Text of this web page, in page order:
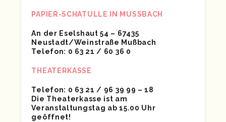
PAPIER-SCHATULLE IN MUSSBACH
An der Eselshaut 54 – 67435
Neustadt/Weinstraße Mußbach
Telefon: 0 63 21 / 60 36 0
THEATERKASSE
Telefon: 0 63 21 / 96 39 99 – 18
Die Theaterkasse ist am
Veranstaltungstag ab 15.00 Uhr
geöffnet!